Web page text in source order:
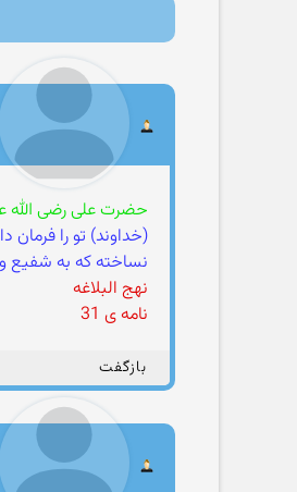
حضرت علی رضی الله
(خداوند) تو را فرمان
نساخته که به شفيع
نهج البلاغه
نامه ی 31
بازگفت